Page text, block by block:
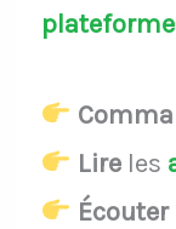
Lireles
Écouter